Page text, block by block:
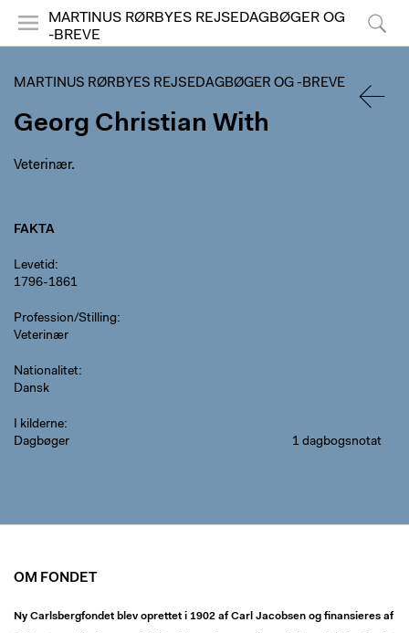
MARTINUS RØRBYES REJSEDAGBØGER OG
-BREVE
MARTINUS RØRBYES REJSEDAGBØGER OG -BREVE
Georg Christian With
Veterinær.
FAKTA
Levetid
1796-1861
Profession/Stilling
Veterinær
Nationalitet
Dansk
I kilderne
Dagbøger
1 dagbogsnotat
OM FONDET
Ny Carlsbergfondet blev oprettet i 1902 af Carl Jacobsen og finansieres af